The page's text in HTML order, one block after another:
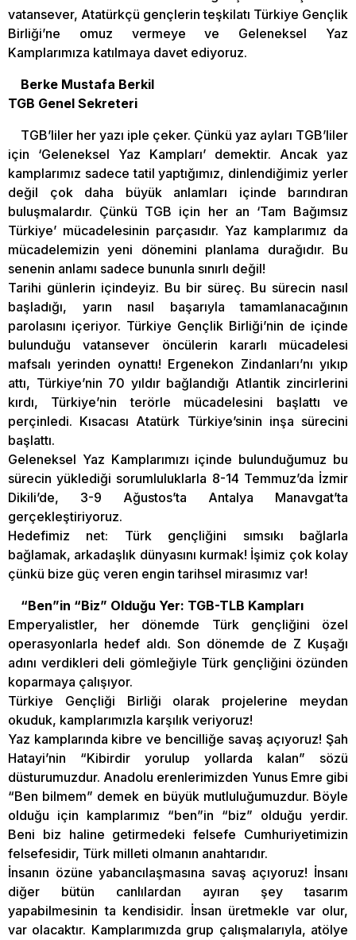
vatansever, Atatürkçü gençlerin teşkilatı Türkiye Gençlik
Birliği’ne omuz vermeye ve Geleneksel Yaz
Kamplarımıza katılmaya davet ediyoruz.
Berke Mustafa Berkil
TGB Genel Sekreteri
TGB’liler her yazı iple çeker. Çünkü yaz ayları TGB’liler
için ‘Geleneksel Yaz Kampları’ demektir. Ancak yaz
kamplarımız sadece tatil yaptığımız, dinlendiğimiz yerler
değil çok daha büyük anlamları içinde barındıran
buluşmalardır. Çünkü TGB için her an ‘Tam Bağımsız
Türkiye’ mücadelesinin parçasıdır. Yaz kamplarımız da
mücadelemizin yeni dönemini planlama durağıdır. Bu
senenin anlamı sadece bununla sınırlı değil!
Tarihi günlerin içindeyiz. Bu bir süreç. Bu sürecin nasıl
başladığı, yarın nasıl başarıyla tamamlanacağının
parolasını içeriyor. Türkiye Gençlik Birliği’nin de içinde
bulunduğu vatansever öncülerin kararlı mücadelesi
mafsalı yerinden oynattı! Ergenekon Zindanları’nı yıkıp
attı, Türkiye’nin 70 yıldır bağlandığı Atlantik zincirlerini
kırdı, Türkiye’nin terörle mücadelesini başlattı ve
perçinledi. Kısacası Atatürk Türkiye’sinin inşa sürecini
başlattı.
Geleneksel Yaz Kamplarımızı içinde bulunduğumuz bu
sürecin yüklediği sorumluluklarla 8-14 Temmuz’da İzmir
Dikili’de, 3-9 Ağustos’ta Antalya Manavgat’ta
gerçekleştiriyoruz.
Hedefimiz net: Türk gençliğini sımsıkı bağlarla
bağlamak, arkadaşlık dünyasını kurmak! İşimiz çok kolay
çünkü bize güç veren engin tarihsel mirasımız var!
“Ben”in “Biz” Olduğu Yer: TGB-TLB Kampları
Emperyalistler, her dönemde Türk gençliğini özel
operasyonlarla hedef aldı. Son dönemde de Z Kuşağı
adını verdikleri deli gömleğiyle Türk gençliğini özünden
koparmaya çalışıyor.
Türkiye Gençliği Birliği olarak projelerine meydan
okuduk, kamplarımızla karşılık veriyoruz!
Yaz kamplarında kibre ve bencilliğe savaş açıyoruz! Şah
Hatayi’nin “Kibirdir yorulup yollarda kalan” sözü
düsturumuzdur. Anadolu erenlerimizden Yunus Emre gibi
“Ben bilmem” demek en büyük mutluluğumuzdur. Böyle
olduğu için kamplarımız “ben”in “biz” olduğu yerdir.
Beni biz haline getirmedeki felsefe Cumhuriyetimizin
felsefesidir, Türk milleti olmanın anahtarıdır.
İnsanın özüne yabancılaşmasına savaş açıyoruz! İnsanı
diğer bütün canlılardan ayıran şey tasarım
yapabilmesinin ta kendisidir. İnsan üretmekle var olur,
var olacaktır. Kamplarımızda grup çalışmalarıyla, atölye